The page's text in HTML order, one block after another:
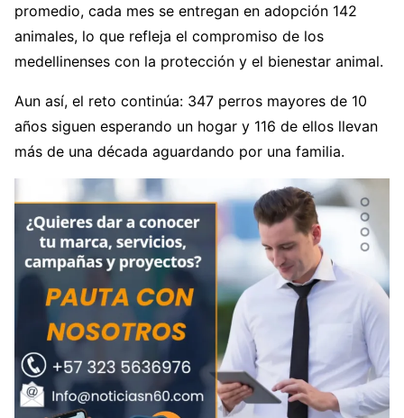
promedio, cada mes se entregan en adopción 142
animales, lo que refleja el compromiso de los
medellinenses con la protección y el bienestar animal.
Aun así, el reto continúa: 347 perros mayores de 10
años siguen esperando un hogar y 116 de ellos llevan
más de una década aguardando por una familia.